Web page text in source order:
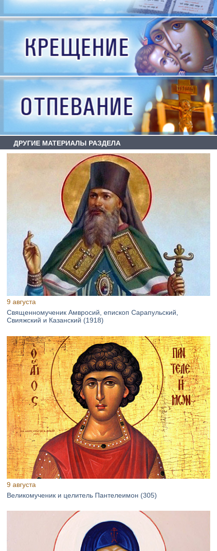
ДРУГИЕ МАТЕРИАЛЫ РАЗДЕЛА
9 августа
Священномученик Амвросий, епископ Сарапульский,
Свияжский и Казанский (1918)
9 августа
Великомученик и целитель Пантелеимон (305)